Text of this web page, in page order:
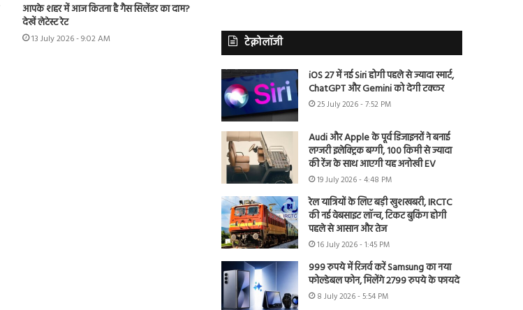
आपके शहर में आज कितना है गैस सिलेंडर का दाम?
देखें लेटेस्ट रेट
13 July 2026 - 9:02 AM टेक्नोलॉजी
iOS 27 में नई Siri होगी पहले से ज्यादा स्मार्ट,
ChatGPT और Gemini को देगी टक्कर
25 July 2026 - 7:52 PM
Audi और Apple के पूर्व डिजाइनरों ने बनाई
लग्जरी इलेक्ट्रिक बग्गी, 100 किमी से ज्यादा
की रेंज के साथ आएगी यह अनोखी EV
19 July 2026 - 4:48 PM
रेल यात्रियों के लिए बड़ी खुशखबरी, IRCTC
की नई वेबसाइट लॉन्च, टिकट बुकिंग होगी
पहले से आसान और तेज
16 July 2026 - 1:45 PM
999 रुपये में रिजर्व करें Samsung का नया
फोल्डेबल फोन, मिलेंगे 2799 रुपये के फायदे
8 July 2026 - 5:54 PM